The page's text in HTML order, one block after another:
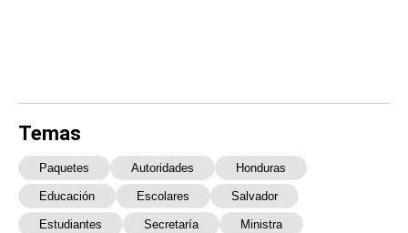
Temas
Paquetes Autoridades Honduras
Educación Escolares Salvador
Estudiantes Secretaría Ministra